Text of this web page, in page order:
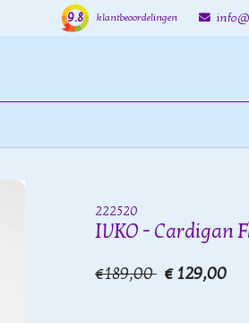
9.8 klantbeoordelingen
222520
IVKO - Cardigan
€189,00 € 129,00